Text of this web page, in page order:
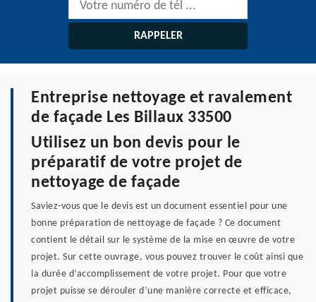
Entreprise nettoyage et ravalement
de façade Les Billaux 33500
Utilisez un bon devis pour le
préparatif de votre projet de
nettoyage de façade
Saviez-vous que le devis est un document essentiel pour une
bonne préparation de nettoyage de façade ? Ce document
contient le détail sur le système de la mise en œuvre de votre
projet. Sur cette ouvrage, vous pouvez trouver le coût ainsi que
la durée d’accomplissement de votre projet. Pour que votre
projet puisse se dérouler d’une manière correcte et efficace,